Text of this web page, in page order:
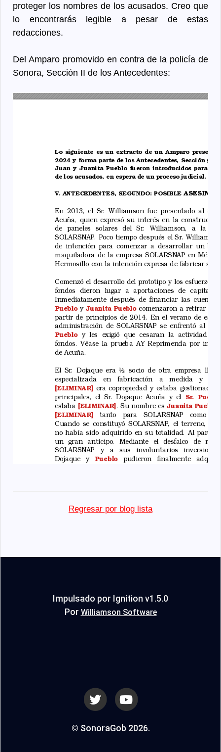
proteger los nombres de los acusados. Creo que
lo encontrarás legible a pesar de estas
redacciones.
Del Amparo promovido en contra de la policía de
Sonora, Sección II de los Antecedentes:
Regresar por blog lista
Impulsado por Ignition v1.5.0
Por Williamson Software
© SonoraGob 2026.